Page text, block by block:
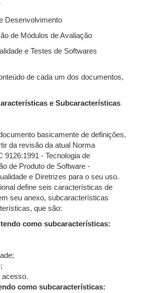
Desenvolvimento
de Módulos de Avaliação
e Testes de Softwares
de cada um dos documentos,
e Subcaracterísticas
basicamente de definições,
da revisão da atual Norma
9126:1991 - Tecnologia de
de Produto de Software -
e Diretrizes para o seu uso.
define seis características de
seu anexo, subcaracterísticas
que são:
como subcaracterísticas:
acesso.
como subcaracterísticas: